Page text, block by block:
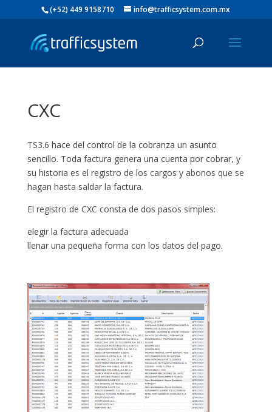
(+52) 449 9158710 info@trafficsystem.com.mx
CXC
TS3.6 hace del control de la cobranza un asunto
sencillo. Toda factura genera una cuenta por cobrar, y
su historia es el registro de los cargos y abonos que se
hagan hasta saldar la factura.
El registro de CXC consta de dos pasos simples:
elegir la factura adecuada
llenar una pequeña forma con los datos del pago.